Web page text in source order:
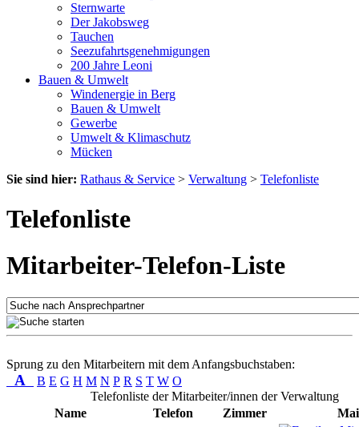
Sternwarte
Der Jakobsweg
Tauchen
Seezufahrtsgenehmigungen
200 Jahre Leoni
Bauen & Umwelt
Windenergie in Berg
Bauen & Umwelt
Gewerbe
Umwelt & Klimaschutz
Mücken
Sie sind hier: Rathaus & Service > Verwaltung > Telefonliste
Telefonliste
Mitarbeiter-Telefon-Liste
Sprung zu den Mitarbeitern mit dem Anfangsbuchstaben:
A B E G H M N P R S T W O
Telefonliste der Mitarbeiter/innen der Verwaltung
Name
Telefon Zimmer